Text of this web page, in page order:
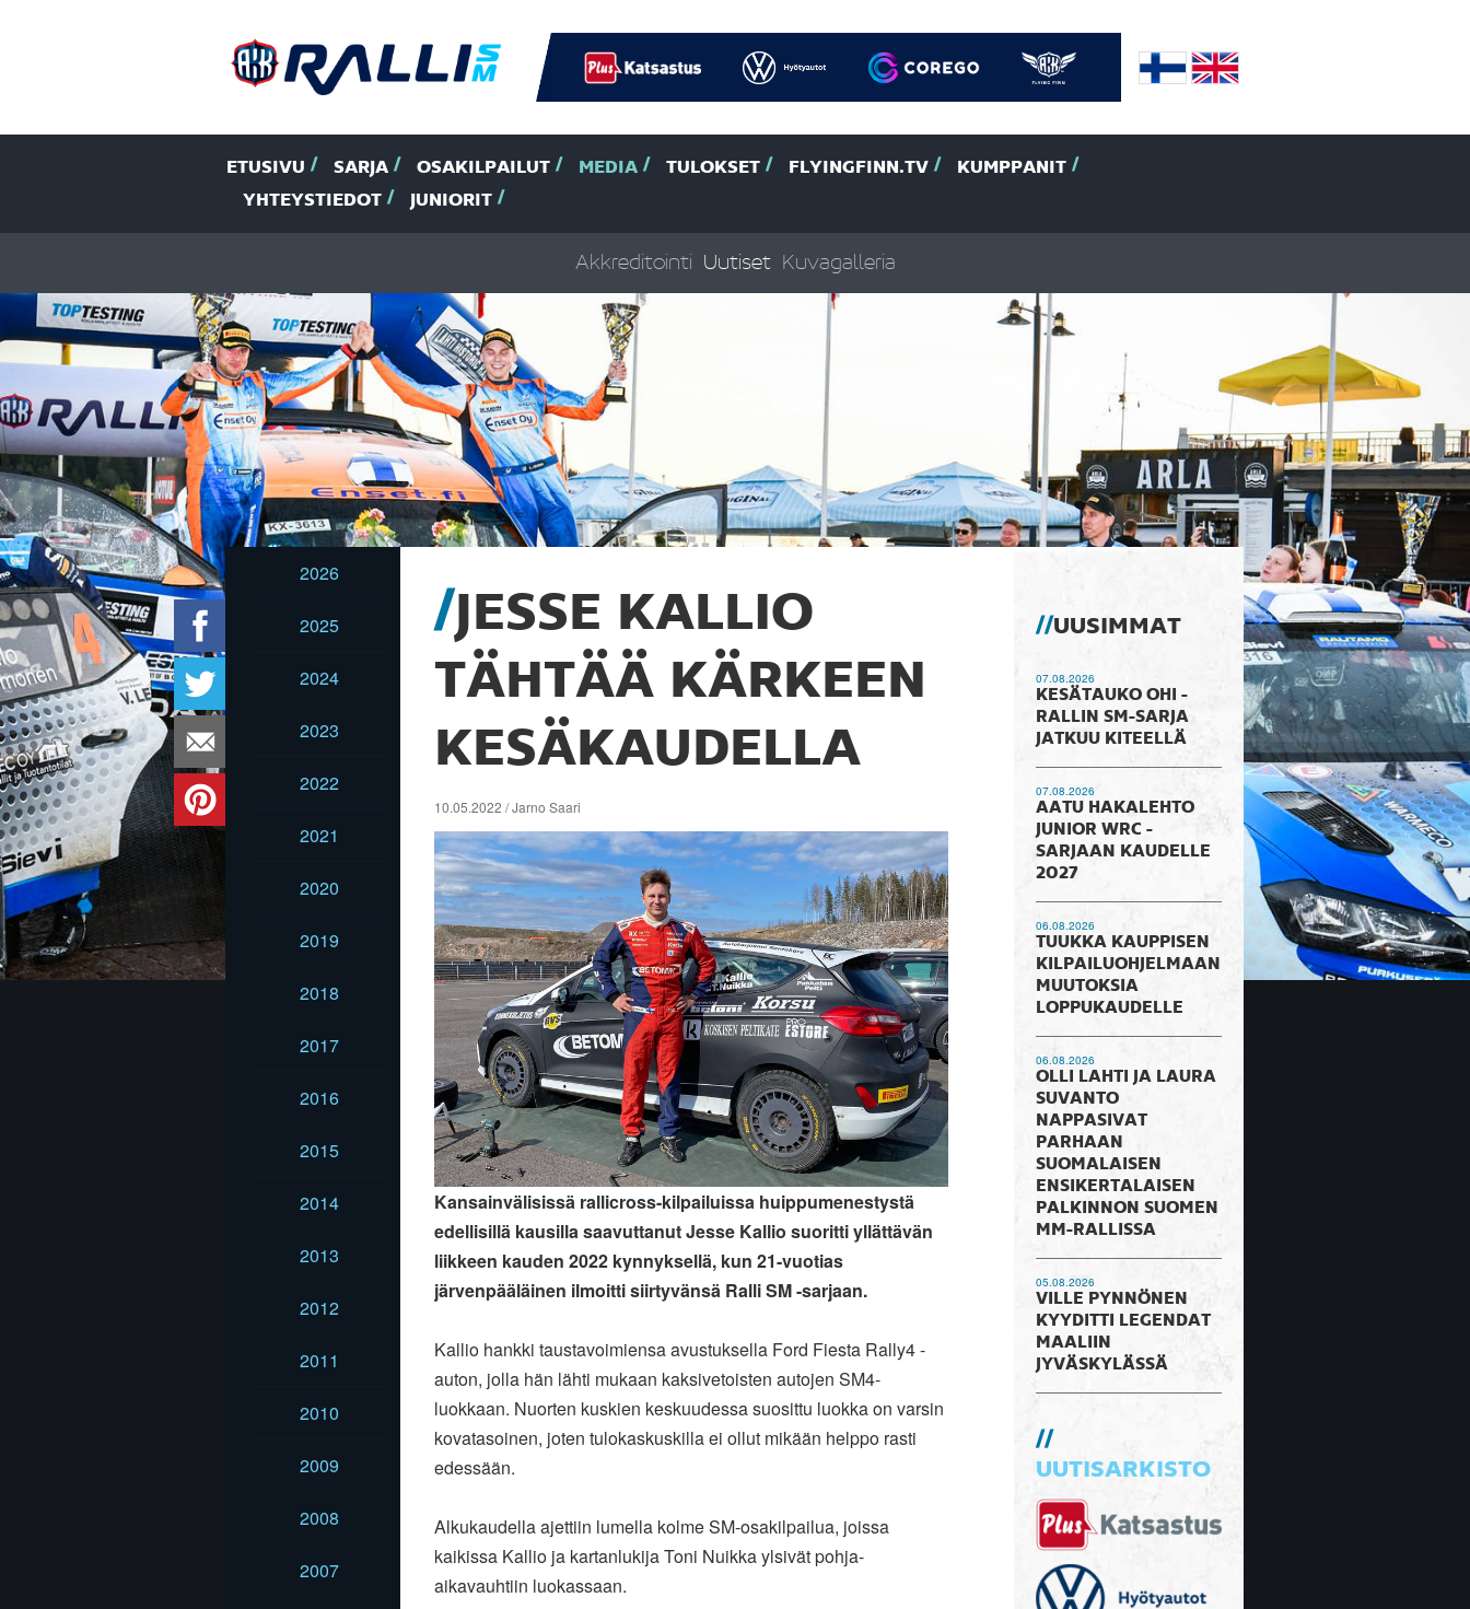
ETUSIVU SARJA OSAKILPAILUT MEDIA TULOKSET FLYINGFINN.TV
KUMPPANIT
YHTEYSTIEDOT
JUNIORIT
Akkreditointi Uutiset Kuvagalleria
2026
2025
2024
2023
2022
2021
2020
2019
2018
2017
2016
2015
2014
2013
2012
2011
2010
2009
2008
2007
JESSE KALLIO
TÄHTÄÄ KÄRKEEN
KESÄKAUDELLA
10.05.2022 / Jarno Saari
Kansainvälisissä rallicross-kilpailuissa huippumenestystä
edellisillä kausilla saavuttanut Jesse Kallio suoritti yllättävän
liikkeen kauden 2022 kynnyksellä, kun 21-vuotias
järvenpääläinen ilmoitti siirtyvänsä Ralli SM -sarjaan.
Kallio hankki taustavoimiensa avustuksella Ford Fiesta Rally4 -
auton, jolla hän lähti mukaan kaksivetoisten autojen SM4-
luokkaan. Nuorten kuskien keskuudessa suosittu luokka on varsin
kovatasoinen, joten tulokaskuskilla ei ollut mikään helppo rasti
edessään.
Alkukaudella ajettiin lumella kolme SM-osakilpailua, joissa
kaikissa Kallio ja kartanlukija Toni Nuikka ylsivät pohja-
aikavauhtiin luokassaan.
UUSIMMAT
07.08.2026
KESÄTAUKO OHI -
RALLIN SM-SARJA
JATKUU KITEELLÄ
07.08.2026
AATU HAKALEHTO
JUNIOR WRC -
SARJAAN KAUDELLE
2027
06.08.2026
TUUKKA KAUPPISEN
KILPAILUOHJELMAAN
MUUTOKSIA
LOPPUKAUDELLE
06.08.2026
OLLI LAHTI JA LAURA
SUVANTO
NAPPASIVAT
PARHAAN
SUOMALAISEN
ENSIKERTALAISEN
PALKINNON SUOMEN
MM-RALLISSA
05.08.2026
VILLE PYNNÖNEN
KYYDITTI LEGENDAT
MAALIIN
JYVÄSKYLÄSSÄ
UUTISARKISTO